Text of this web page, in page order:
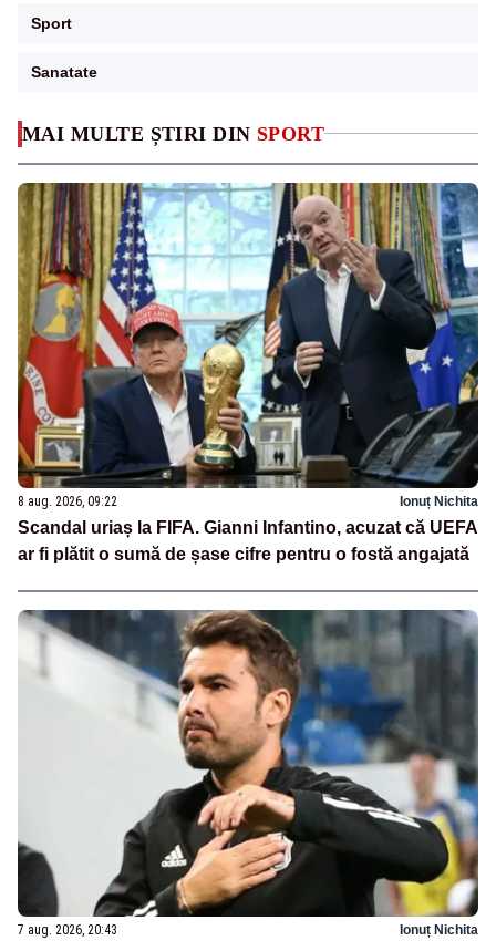
MAI MULTE ȘTIRI DIN SPORT
8 aug. 2026, 09:22 Ionuț Nichita
Scandal uriaș la FIFA. Gianni Infantino, acuzat că UEFA
ar fi plătit o sumă de șase cifre pentru o fostă angajată
7 aug. 2026, 20:43 Ionuț Nichita
Sport
Sanatate